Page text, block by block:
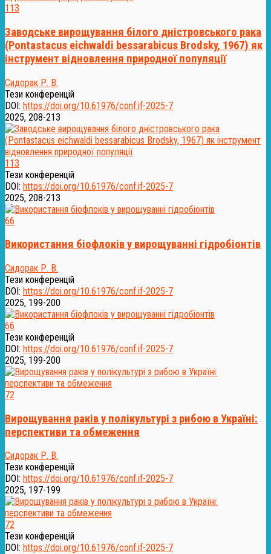
113
Заводське вирощування білого дністровського рака
(Pontastacus eichwaldi bessarabicus Brodsky, 1967) як
інструмент відновлення природної популяції
Сидорак Р. В.
Тези конференцій
DOI: https://doi.org/10.61976/conf.if-2025-7
2025, 208-213
113
Тези конференцій
DOI: https://doi.org/10.61976/conf.if-2025-7
2025, 208-213
66
Використання біофлоків у вирощуванні гідробіонтів
Сидорак Р. В.
Тези конференцій
DOI: https://doi.org/10.61976/conf.if-2025-7
2025, 199-200
66
Тези конференцій
DOI: https://doi.org/10.61976/conf.if-2025-7
2025, 199-200
72
Вирощування раків у полікультурі з рибою в Україні:
перспективи та обмеження
Сидорак Р. В.
Тези конференцій
DOI: https://doi.org/10.61976/conf.if-2025-7
2025, 197-199
72
Тези конференцій
DOI: https://doi.org/10.61976/conf.if-2025-7